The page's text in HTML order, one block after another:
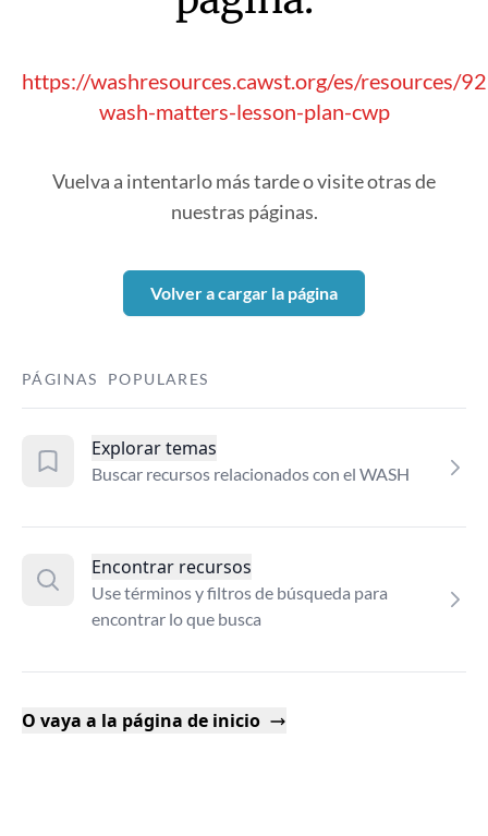
https://washresources.cawst.org/es/resources/
wash-matters-lesson-plan-cwp
Vuelva a intentarlo más tarde o visite otras de
nuestras páginas.
Volver a cargar la página
PÁGINAS POPULARES
Explorar temas
Buscar recursos relacionados con el WASH
Encontrar recursos
Use términos y filtros de búsqueda para
encontrar lo que busca
O vaya a la página de inicio